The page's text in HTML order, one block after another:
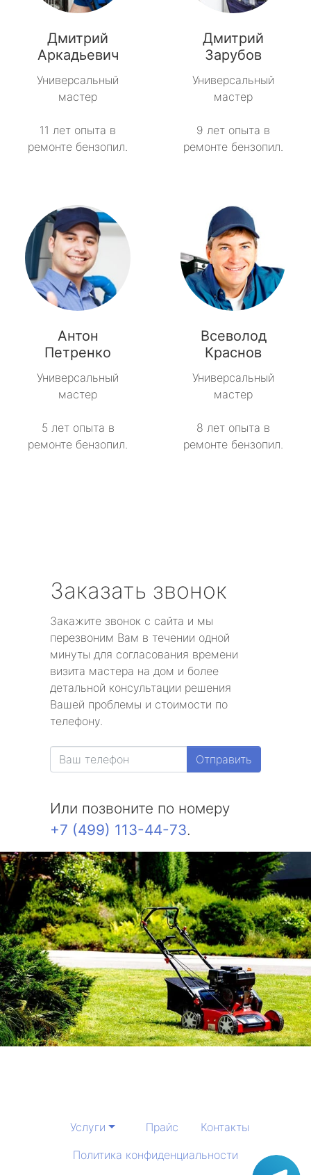
Дмитрий
Аркадьевич
Универсальный
мастер
11 лет опыта в
ремонте бензопил.
Дмитрий
Зарубов
Универсальный
мастер
9 лет опыта в
ремонте бензопил.
Антон
Петренко
Универсальный
мастер
5 лет опыта в
ремонте бензопил.
Всеволод
Краснов
Универсальный
мастер
8 лет опыта в
ремонте бензопил.
Заказать звонок
Закажите звонок с сайта и мы
перезвоним Вам в течении одной
минуты для согласования времени
визита мастера на дом и более
детальной консультации решения
Вашей проблемы и стоимости по
телефону.
Отправить
Или позвоните по номеру
+7 (499) 113-44-73.
Услуги Прайс
Контакты
Политика конфиденциальности